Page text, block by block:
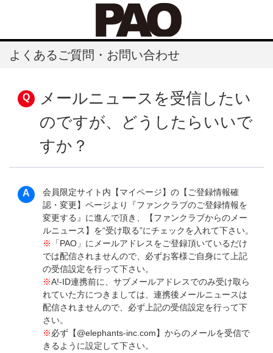
よくあるご質問・お問い合わせ
メールニュースを受信したい
のですが、どうしたらいいで
すか？
会員限定サイト内【マイページ】の【ご登録情報確
認・変更】ページより『ファンクラブのご登録情報を
変更する』に進んで頂き、【ファンクラブからのメー
ルニュース】を“受け取る”にチェックを入れて下さい。
※
「PAO」にメールアドレスをご登録頂いているだけ
では配信されませんので、必ずお客様ご自身にて上記
の受信設定を行って下さい。
※A!-ID連携前に、サブメールアドレスでのみ受け取ら
れていた方につきましては、連携後メールニュースは
配信されませんので、必ず上記の受信設定を行って下
さい。
※必ず【@elephants-inc.com】からのメールを受信で
きるように設定して下さい。